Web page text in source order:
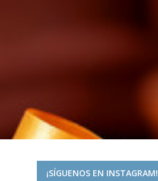
¡SÍGUENOS EN INSTAGRAM!